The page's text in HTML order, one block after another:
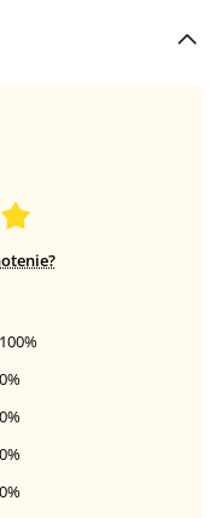
0%
0%
0%
0%
100%